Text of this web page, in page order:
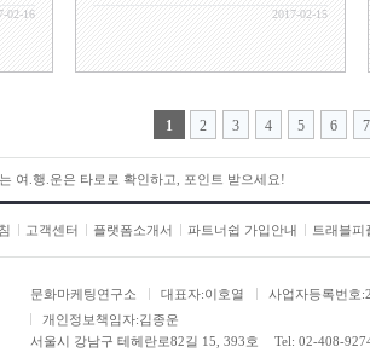
02-16 2017-02-15
1 2 3 4 5 6 7
여.행.운은 타로로 확인하고, 포인트 받으세요!
고객센터 플랫폼소개서 파트너쉽 가입안내 트래블피
문화마케팅연구소 대표자:이호열 사업자등록번호
개인정보책임자:김종운
서울시 강남구 테헤란로82길 15, 393호
Tel: 02-408-